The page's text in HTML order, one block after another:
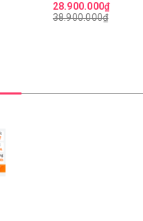
28.900.000₫
38.900.000₫